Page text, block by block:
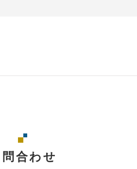
合わせ